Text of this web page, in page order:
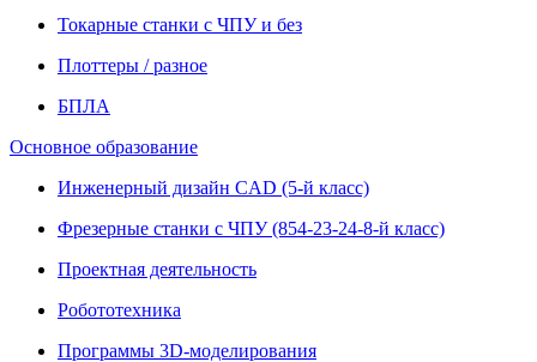
Токарные станки с ЧПУ и без
Плоттеры / разное
БПЛА
Основное образование
Инженерный дизайн CAD (5-й класс)
Фрезерные станки с ЧПУ (854-23-24-8-й класс)
Проектная деятельность
Робототехника
Программы 3D-моделирования